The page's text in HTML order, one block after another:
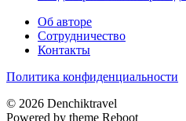
Об авторе
Сотрудничество
Контакты
Политика конфиденциальности
© 2026 Denchiktravel
Powered by theme Reboot